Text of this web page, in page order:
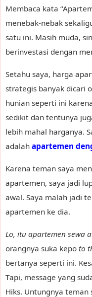
Membaca kata
menebak-nebak
satu ini. Masih muda,
berinvestasi dengan
Setahu saya, harga
strategis banyak dicari
hunian seperti ini
sedikit dan tentunya
lebih mahal harganya.
adalah apartemen
Karena teman saya
apartemen, saya jadi
awal. Saya malah jadi
apartemen ke dia.
Lo, itu apartemen sewa
orangnya suka kepo to
bertanya seperti ini.
Tapi, message yang
Hiks. Untungnya